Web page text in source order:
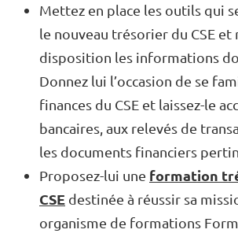
Mettez en place les outils qui
le nouveau trésorier du CSE et
disposition les informations
Donnez lui l’occasion de se
finances du CSE et laissez-le
bancaires, aux relevés de
les documents financiers
Proposez-lui une formation
CSE destinée à réussir sa
organisme de formations